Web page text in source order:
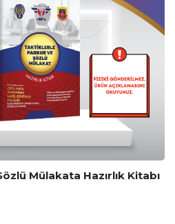
Mülakata Hazırlık Kitabı